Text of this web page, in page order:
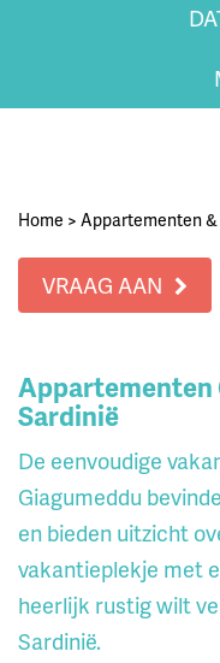
Home > Appartementen &
VRAAG AAN
Appartementen
Sardinië
De eenvoudige
Giagumeddu
en bieden uitzicht
vakantieplekje met
heerlijk rustig wilt
Sardinië.